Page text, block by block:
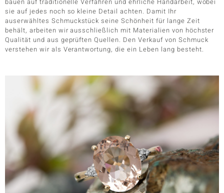
sie auf jedes noch so kleine Detail achten. Damit Ihr
auserwähltes Schmuckstück seine Schönheit für lange Zeit
behält, arbeiten wir ausschließlich mit Materialien von höchster
Qualität und aus geprüften Quellen. Den Verkauf von Schmuck
verstehen wir als Verantwortung, die ein Leben lang besteht.